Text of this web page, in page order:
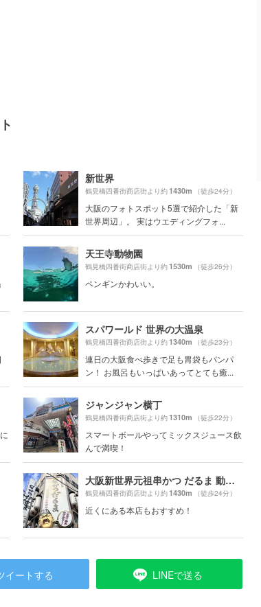
新世界
鶴見橋四番街商店街より約1430m （徒歩24分）
大阪のフォトスポット5選で紹介した「新
世界周辺」。 実はウエディングフォ...
天王寺動物園
鶴見橋四番街商店街より約1530m （徒歩26分）
ペンギンかわいい。
スパワールド 世界の大温泉
鶴見橋四番街商店街より約1340m （徒歩23分）
連日の大阪食べ歩きで足も胃袋もパンパ
ン！ お風呂もいっぱいあってとても癒...
ジャンジャン横丁
鶴見橋四番街商店街より約1310m （徒歩22分）
スマートボールやってミックスジュース飲
んで満喫！
大阪新世界元祖串かつ だるま 動物園前店
鶴見橋四番街商店街より約1430m （徒歩24分）
近くにある本店もおすすめ！
イートする LINEで送る